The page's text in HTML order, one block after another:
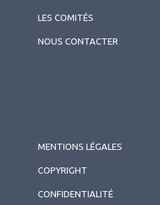
LES COMITÉS
NOUS CONTACTER
MENTIONS LÉGALES
COPYRIGHT
CONFIDENTIALITÉ